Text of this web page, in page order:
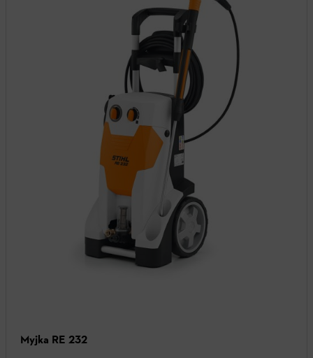
Myjka RE 232